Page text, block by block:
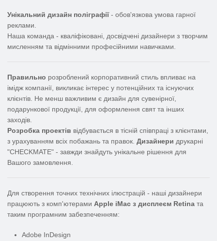
Унікальний дизайн поліграфії- обов'язкова умова гарної
реклами.
Наша команда - кваліфіковані, досвідчені дизайнери з творчим
мисленням та відмінними професійними навичками.
Правильно розроблений корпоративний стиль впливає на
імідж компанії, викликає інтерес у потенційних та існуючих
клієнтів. Не менш важливим є дизайн для сувенірної,
подарункової продукції, для оформлення свят та інших
заходів.
Розробка проектів відбувається в тісній співпраці з клієнтами,
з урахуванням всіх побажань та правок. Дизайнери друкарні
"CHECKMATE" - завжди знайдуть унікальне рішення для
Вашого замовлення.
Для створення точних технічних ілюстрацій - наші дизайнери
працюють з комп'ютерами Apple iMac з дисплеєм Retina та
таким програмним забезпеченням:
Adobe InDesign